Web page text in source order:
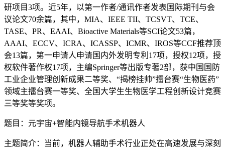
研项目3项。近5年，以第一作者/通讯作者发表国际期刊与会
议论文70余篇，其中，MIA、IEEE TII、TCSVT、TCE、
TASE、PR、EAAI、Bioactive Materials等SCI论文53篇，
AAAI、ECCV、ICRA、ICASSP、ICMR、IROS等CCF推荐顶
会13篇，第一申请人申请国内外发明专利17项，授权12项，授
权软件著作权17项，主编Springer等出版专著2部，获中国国防
工业企业管理创新成果二等奖、“揭榜挂帅”擂台赛“生物医药”
领域主擂台赛一等奖、全国大学生生物医学工程创新设计竞赛
三等奖等奖项。
题目：元宇宙+智能内镜导航手术机器人
主题简介：当前，机器人辅助手术行业正处在高速发展与深刻